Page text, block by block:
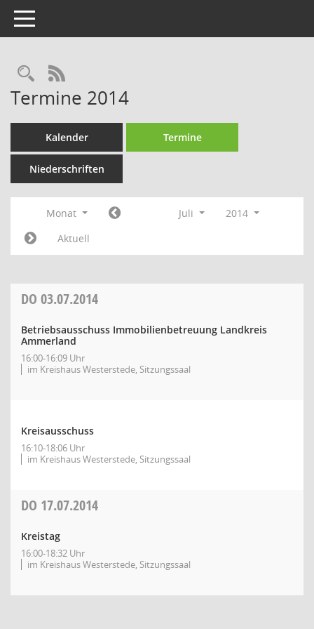
Toggle navigation
Rechercheauswahl
RSS-Feed
Termine 2014
Kalender Termine
Niederschriften
Monat Juli
2014
Aktuell
DO 03.07.2014
Betriebsausschuss Immobilienbetreuung Landkreis
Ammerland
16:00-16:09 Uhr
im Kreishaus Westerstede, Sitzungssaal
Kreisausschuss
16:10-18:06 Uhr
im Kreishaus Westerstede, Sitzungssaal
DO 17.07.2014
Kreistag
16:00-18:32 Uhr
im Kreishaus Westerstede, Sitzungssaal